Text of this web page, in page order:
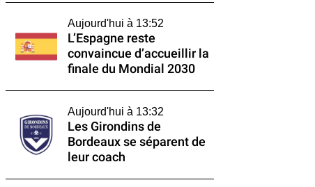
Aujourd'hui à 13:52
L’Espagne reste
convaincue d’accueillir la
finale du Mondial 2030
Aujourd'hui à 13:32
Les Girondins de
Bordeaux se séparent de
leur coach